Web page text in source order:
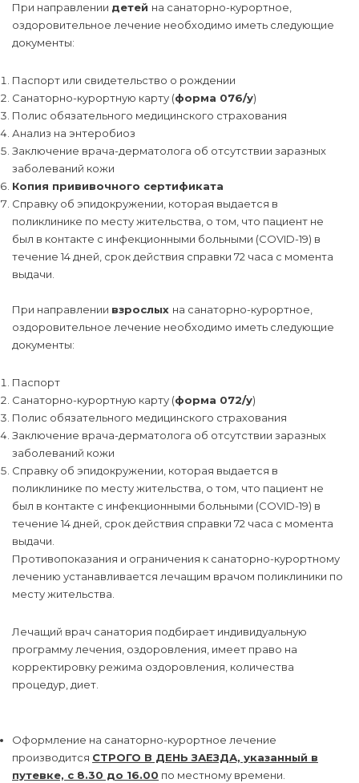
При направлении детей на санаторно-курортное,
оздоровительное лечение необходимо иметь следующие
документы:
Паспорт или свидетельство о рождении
Санаторно-курортную карту (форма 076/у)
Полис обязательного медицинского страхования
Анализ на энтеробиоз
Заключение врача-дерматолога об отсутствии заразных
заболеваний кожи
Копия прививочного сертификата
Справку об эпидокружении, которая выдается в
поликлинике по месту жительства, о том, что пациент не
был в контакте с инфекционными больными (COVID-19) в
течение 14 дней, срок действия справки 72 часа с момента
выдачи.
При направлении взрослых на санаторно-курортное,
оздоровительное лечение необходимо иметь следующие
документы:
Паспорт
Санаторно-курортную карту (форма 072/у)
Полис обязательного медицинского страхования
Заключение врача-дерматолога об отсутствии заразных
заболеваний кожи
Справку об эпидокружении, которая выдается в
поликлинике по месту жительства, о том, что пациент не
был в контакте с инфекционными больными (COVID-19) в
течение 14 дней, срок действия справки 72 часа с момента
выдачи.
Противопоказания и ограничения к санаторно-курортному
лечению устанавливается лечащим врачом поликлиники по
месту жительства.
Лечащий врач санатория подбирает индивидуальную
программу лечения, оздоровления, имеет право на
корректировку режима оздоровления, количества
процедур, диет.
Оформление на санаторно-курортное лечение
производится СТРОГО В ДЕНЬ ЗАЕЗДА, указанный в
путевке, с 8.30 до 16.00 по местному времени.